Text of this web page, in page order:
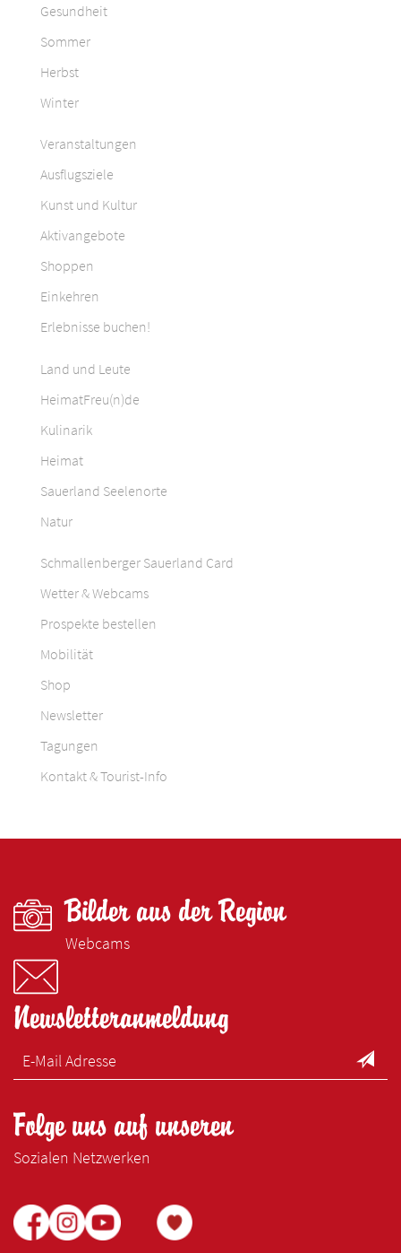
Gesundheit
Sommer
Herbst
Winter
Veranstaltungen
Ausflugsziele
Kunst und Kultur
Aktivangebote
Shoppen
Einkehren
Erlebnisse buchen!
Land und Leute
HeimatFreu(n)de
Kulinarik
Heimat
Sauerland Seelenorte
Natur
Schmallenberger Sauerland Card
Wetter & Webcams
Prospekte bestellen
Mobilität
Shop
Newsletter
Tagungen
Kontakt & Tourist-Info
Bilder aus der Region
Webcams
Newsletteranmeldung
Folge uns auf unseren
Sozialen Netzwerken